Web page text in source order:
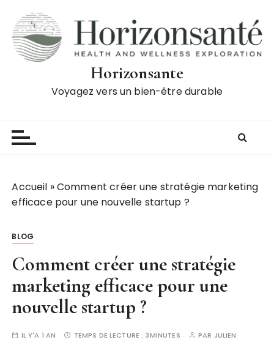
Horizonsante
Voyagez vers un bien-être durable
Accueil »Comment créer une stratégie marketing
efficace pour une nouvelle startup ?
BLOG
Comment créer une stratégie
marketing efficace pour une
nouvelle startup ?
IL Y'A 1 AN TEMPS DE LECTURE : 3MINUTES PAR JULIEN